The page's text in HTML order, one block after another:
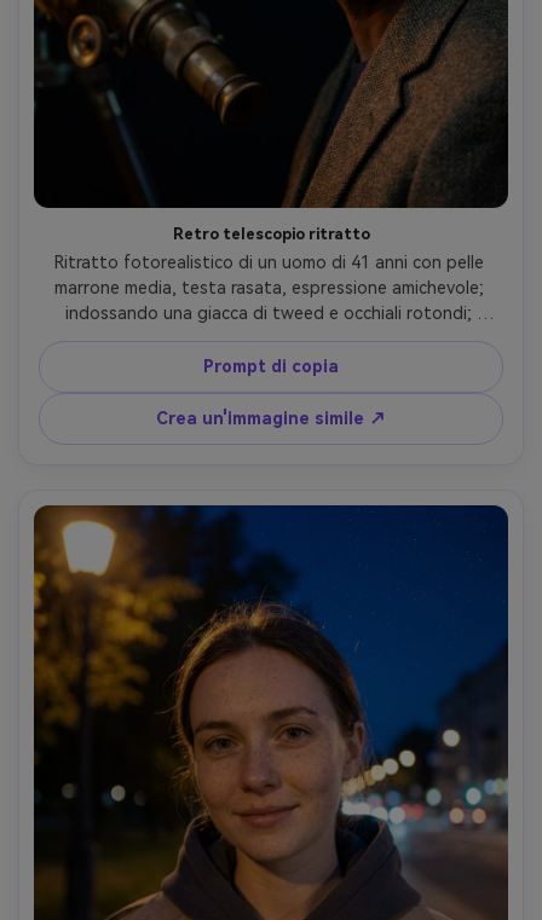
Retro telescopio ritratto
Ritratto fotorealistico di un uomo di 41 anni con pelle
marrone media, testa rasata, espressione amichevole;
indossando una giacca di tweed e occhiali rotondi;
accanto a un telescopio d'ottone vintage con un cielo
pieno di stelle alle spalle; chiave calda luce sul viso,
riempimento notturno fresco, bordo sottile; Nikon Z9,
85mm f/1.8; Inquadratura a tre quarti, telescopio in primo
piano sfocato; umore curioso, studioso; Evidenze
Prompt di copia
Crea un'immagine simile ↗